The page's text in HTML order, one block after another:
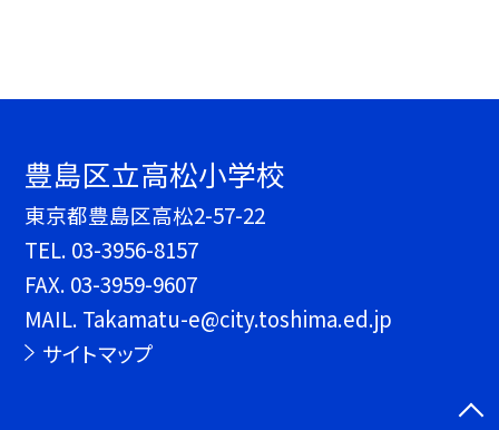
豊島区立高松小学校
東京都豊島区高松2-57-22
TEL. 03-3956-8157
FAX. 03-3959-9607
MAIL. Takamatu-e@city.toshima.ed.jp
サイトマップ